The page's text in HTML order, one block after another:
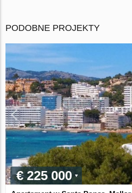
PODOBNE PROJEKTY
€ 225 000